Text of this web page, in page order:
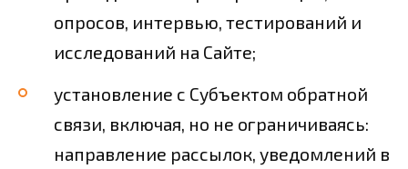
опросов, интервью, тестирований и
исследований на Сайте;
установление с Субъектом обратной
связи, включая, но не ограничиваясь:
направление рассылок, уведомлений в